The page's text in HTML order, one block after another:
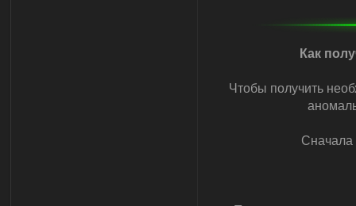
Как
Чтобы получить
Сначала